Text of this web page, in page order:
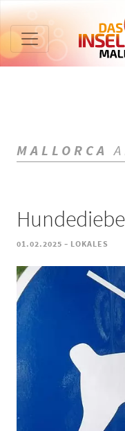
MALLORCA
01.02.2025 - LOKALES